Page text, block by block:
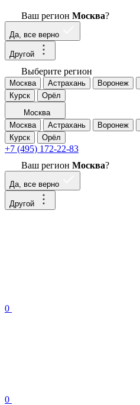
Ваш регион Москва?
Да, все верно
Другой
Выберите регион
Москва Астрахань Воронеж
Курск
Орёл
Москва
Москва
Астрахань Воронеж
Курск
Орёл
+7 (495) 172-22-83
Ваш регион Москва?
Да, все верно
Другой
0
0